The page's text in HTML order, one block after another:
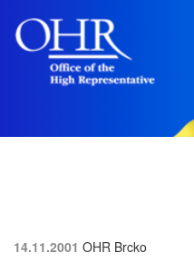
14.11.2001 OHR Brcko